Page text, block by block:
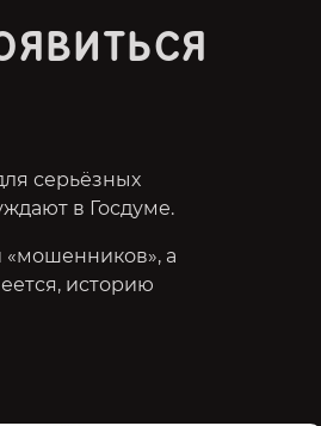
серьёзных
в Госдуме.
«мошенников», а
историю